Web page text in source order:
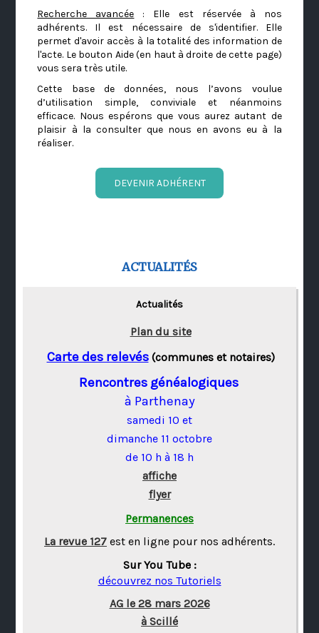
Recherche avancée : Elle est réservée à nos
adhérents. Il est nécessaire de s'identifier. Elle
permet d'avoir accès à la totalité des information de
l'acte. Le bouton Aide (en haut à droite de cette page)
vous sera très utile.
Cette base de données, nous l’avons voulue
d’utilisation simple, conviviale et néanmoins
efficace. Nous espérons que vous aurez autant de
plaisir à la consulter que nous en avons eu à la
réaliser.
DEVENIR ADHÉRENT
ACTUALITÉS
Actualités
Plan du site
Carte des relevés(communes et notaires)
Rencontres généalogiques
à Parthenay
samedi 10 et
dimanche 11 octobre
de 10 h à 18 h
affiche
flyer
Permanences
La revue 127 est en ligne pour nos adhérents.
Sur You Tube :
découvrez nos Tutoriels
AG le 28 mars 2026
à Scillé